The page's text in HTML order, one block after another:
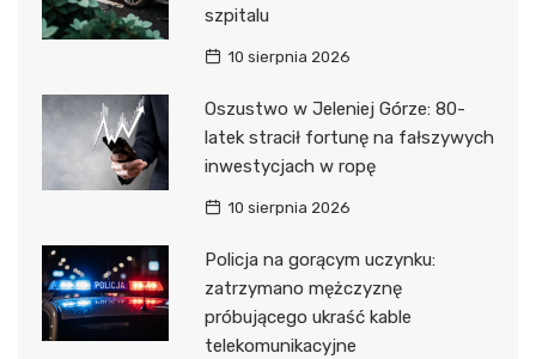
szpitalu
10 sierpnia 2026
Oszustwo w Jeleniej Górze: 80-
latek stracił fortunę na fałszywych
inwestycjach w ropę
10 sierpnia 2026
Policja na gorącym uczynku:
zatrzymano mężczyznę
próbującego ukraść kable
telekomunikacyjne